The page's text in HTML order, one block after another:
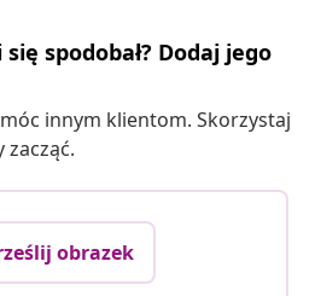
spodobał? Dodaj jego
innym klientom. Skorzystaj
zacząć.
obrazek